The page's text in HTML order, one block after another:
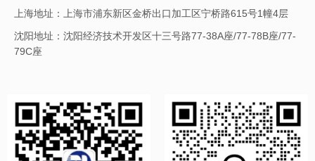
上海地址：上海市浦东新区金桥出口加工区宁桥路615号1幢4层
沈阳地址：沈阳经济技术开发区十三号路77-38A座/77-78B座/77-
79C座